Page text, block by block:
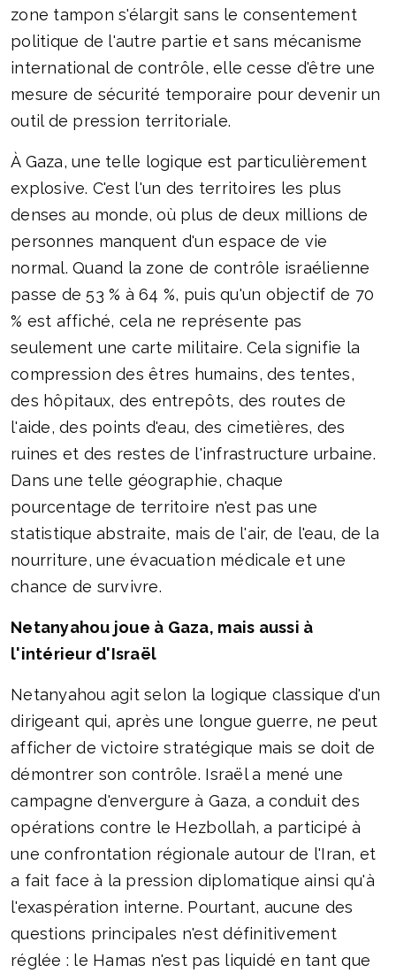
zone tampon s'élargit sans le consentement
politique de l'autre partie et sans mécanisme
international de contrôle, elle cesse d'être une
mesure de sécurité temporaire pour devenir un
outil de pression territoriale.
À Gaza, une telle logique est particulièrement
explosive. C'est l'un des territoires les plus
denses au monde, où plus de deux millions de
personnes manquent d'un espace de vie
normal. Quand la zone de contrôle israélienne
passe de 53 % à 64 %, puis qu'un objectif de 70
% est affiché, cela ne représente pas
seulement une carte militaire. Cela signifie la
compression des êtres humains, des tentes,
des hôpitaux, des entrepôts, des routes de
l'aide, des points d'eau, des cimetières, des
ruines et des restes de l'infrastructure urbaine.
Dans une telle géographie, chaque
pourcentage de territoire n'est pas une
statistique abstraite, mais de l'air, de l'eau, de la
nourriture, une évacuation médicale et une
chance de survivre.
Netanyahou joue à Gaza, mais aussi à
l'intérieur d'Israël
Netanyahou agit selon la logique classique d'un
dirigeant qui, après une longue guerre, ne peut
afficher de victoire stratégique mais se doit de
démontrer son contrôle. Israël a mené une
campagne d'envergure à Gaza, a conduit des
opérations contre le Hezbollah, a participé à
une confrontation régionale autour de l'Iran, et
a fait face à la pression diplomatique ainsi qu'à
l'exaspération interne. Pourtant, aucune des
questions principales n'est définitivement
réglée : le Hamas n'est pas liquidé en tant que